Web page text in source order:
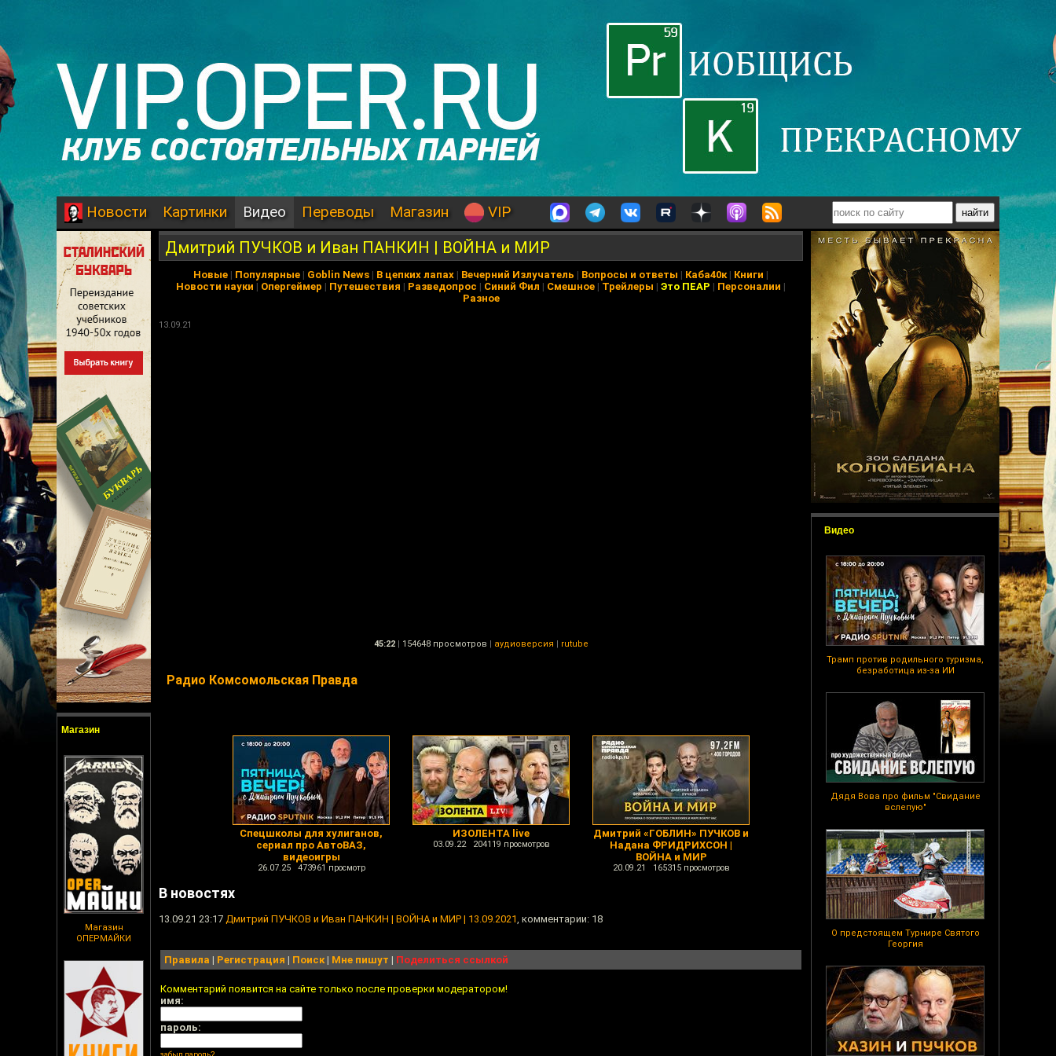
Новости Картинки Видео Переводы Магазин VIP
Магазин
Магазин
ОПЕРМАЙКИ
Видео
Трамп против родильного туризма,
безработица из-за ИИ
Дядя Вова про фильм "Свидание
вслепую"
О предстоящем Турнире Святого
Георгия
Дмитрий ПУЧКОВ и Иван ПАНКИН | ВОЙНА и МИР
Новые | Популярные | Goblin News | В цепких лапах | Вечерний Излучатель | Вопросы и ответы | Каба40к| Книги |
Новости науки | Опергеймер | Путешествия | Разведопрос | Синий Фил | Смешное | Трейлеры | Это ПЕАР | Персоналии |
Разное
13.09.21
45:22 | 154648 просмотров | аудиоверсия | rutube
Радио Комсомольская Правда
Спецшколы для хулиганов,
сериал про АвтоВАЗ,
видеоигры
26.07.25 473961 просмотр
ИЗОЛЕНТА live
03.09.22 204119 просмотров
Дмитрий «ГОБЛИН» ПУЧКОВ и
Надана ФРИДРИХСОН |
ВОЙНА и МИР
20.09.21 165315 просмотров
В новостях
13.09.21 23:17 Дмитрий ПУЧКОВ и Иван ПАНКИН | ВОЙНА и МИР | 13.09.2021, комментарии: 18
Правила | Регистрация | Поиск| Мне пишут | Поделиться ссылкой
Комментарий появится на сайте только после проверки модератором!
имя:
пароль: